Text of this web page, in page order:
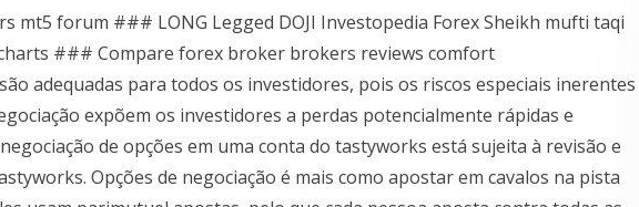
mt5 forum ### LONG Legged DOJI Investopedia Forex Sheikh mufti taqi
### Compare forex broker brokers reviews comfort
adequadas para todos os investidores, pois os riscos especiais inerentes
expõem os investidores a perdas potencialmente rápidas e
de opções em uma conta do tastyworks está sujeita à revisão e
Opções de negociação é mais como apostar em cavalos na pista